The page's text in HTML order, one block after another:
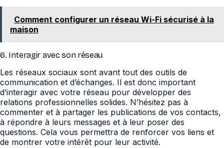
Comment configurer un réseau Wi-Fi sécurisé à la
maison
6. Interagir avec son réseau
Les réseaux sociaux sont avant tout des outils de
communication et d’échanges. Il est donc important
d’interagir avec votre réseau pour développer des
relations professionnelles solides. N’hésitez pas à
commenter et à partager les publications de vos contacts,
à répondre à leurs messages et à leur poser des
questions. Cela vous permettra de renforcer vos liens et
de montrer votre intérêt pour leur activité.